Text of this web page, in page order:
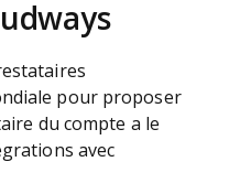
pour proposer
du compte a le
avec